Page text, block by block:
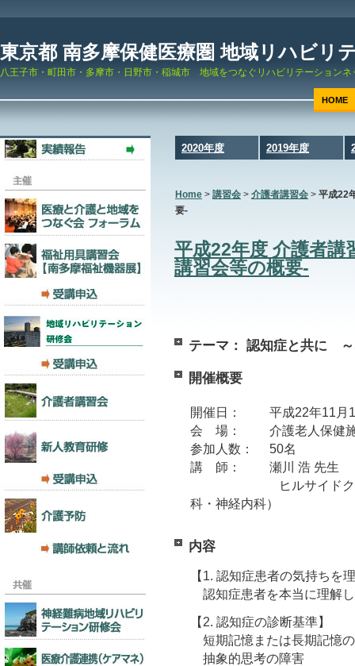
東京都 南多摩保健医療圏 地域リハビリ
八王子市・町田市・多摩市・日野市・稲城市 地域をつなぐリハビリテーションネ
HOME
2020年度 2019年度
Home > 講習会 > 介護者講習会 > 平成22
要-
平成22年度 介護者
講習会等の概要-
テーマ： 認知症と共に
開催概要
開催日： 平成22年11月
会 場： 介護老人保健施
参加人数： 50名
講 師： 瀬川 浩 先生
ヒルサイドクリニ
科・神経内科）
内容
【1. 認知症患者の気持ちを
認知症患者を本当に理解
【2. 認知症の診断基準】
短期記憶または長期記憶
抽象的思考の障害